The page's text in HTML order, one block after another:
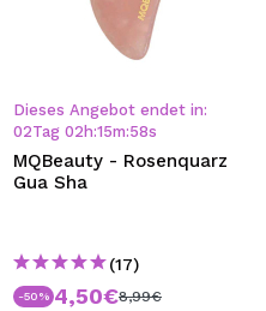
Dieses Angebot endet in:
02Tag 02 h:15m:57s
MQBeauty - Rosenquarz
Gua Sha
(17)
-50% 4,50€8,99€